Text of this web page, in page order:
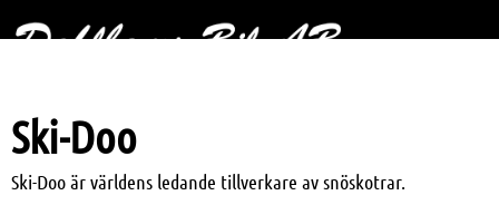
Ski-Doo
Ski-Doo är världens ledande tillverkare av snöskotrar.